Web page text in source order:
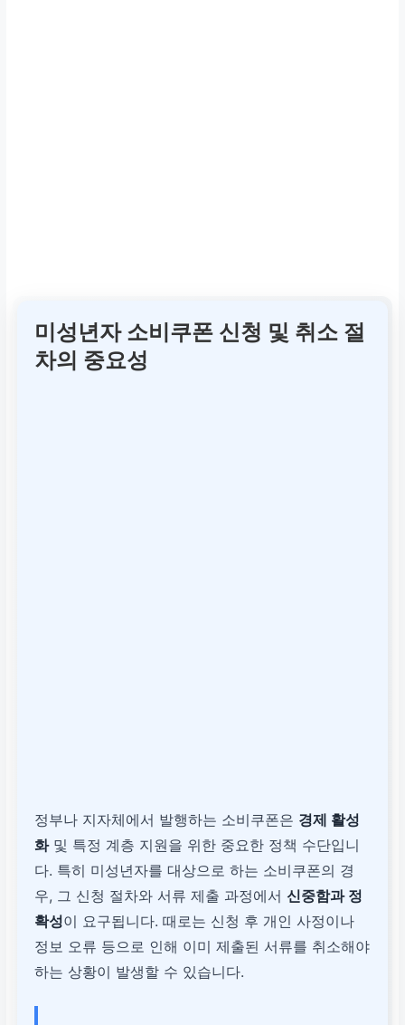
미성년자 소비쿠폰 신청 및 취소 절
차의 중요성
정부나 지자체에서 발행하는 소비쿠폰은 경제 활성
화및 특정 계층 지원을 위한 중요한 정책 수단입니
다. 특히 미성년자를 대상으로 하는 소비쿠폰의 경
우, 그 신청 절차와 서류 제출 과정에서신중함과 정
확성이 요구됩니다. 때로는 신청 후 개인 사정이나
정보 오류 등으로 인해 이미 제출된 서류를 취소해야
하는 상황이 발생할 수 있습니다.